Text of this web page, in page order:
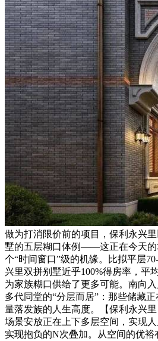
做为打消限价前的项目，保利永兴
墅的五层糊口体例——这正在今天的
个“时间窗口”级的机缘。比拟平层
兴里双拼别墅近乎100%得房率，平
为家族糊口供给了更多可能。南向
多代同堂的“分层而居”：那些储藏
量落发族的人生高度。【保利永兴
场景安放正在上下多层空间，实现
实现抱负的N次叠加。从空间的优裕